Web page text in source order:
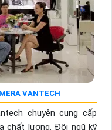
VANTECH
chuyên cung cấp
chất lượng. Đội ngũ kỹ